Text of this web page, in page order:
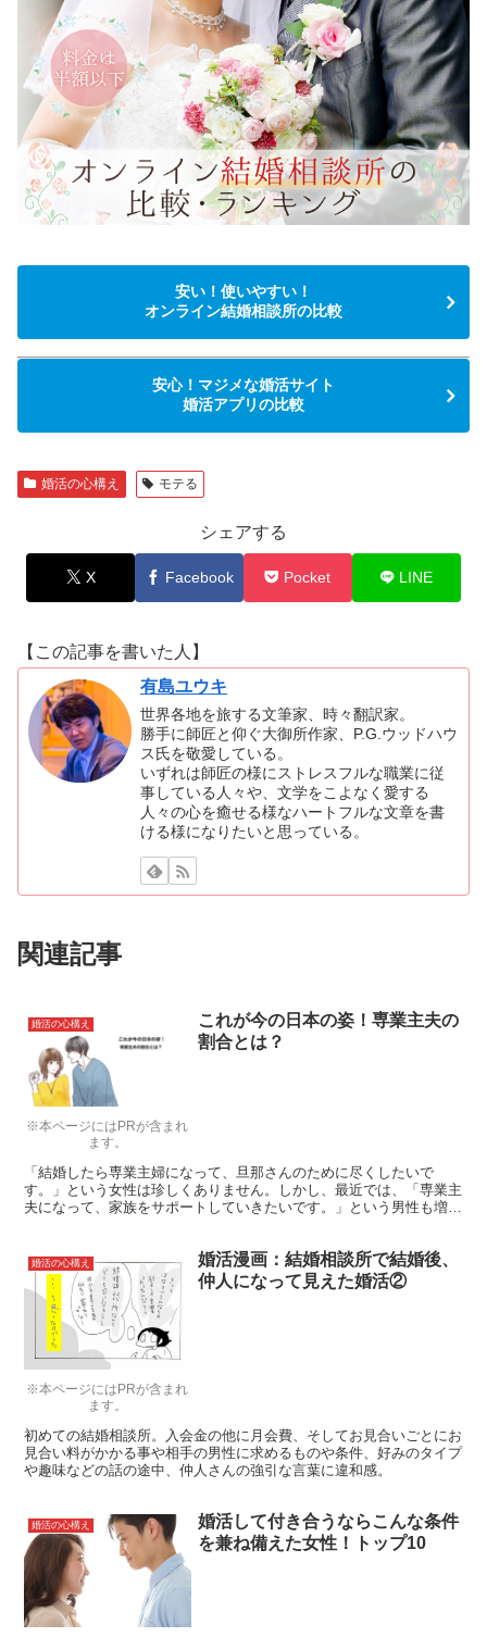
安い！使いやすい！
オンライン結婚相談所の比較
安心！マジメな婚活サイト
婚活アプリの比較
婚活の心構え モテる
シェアする
X Facebook Pocket LINE
【この記事を書いた人】
有島ユウキ
世界各地を旅する文筆家、時々翻訳家。
勝手に師匠と仰ぐ大御所作家、P.G.ウッドハウ
ス氏を敬愛している。
いずれは師匠の様にストレスフルな職業に従
事している人々や、文学をこよなく愛する
人々の心を癒せる様なハートフルな文章を書
ける様になりたいと思っている。
関連記事
※本ページにはPRが含まれ
ます。
婚活の心構え
これが今の日本の姿！専業主夫の
割合とは？
「結婚したら専業主婦になって、旦那さんのために尽くしたいで
す。」という女性は珍しくありません。しかし、最近では、「専業主
夫になって、家族をサポートしていきたいです。」という男性も増え
※本ページにはPRが含まれ
ます。
婚活の心構え
婚活漫画：結婚相談所で結婚後、
仲人になって見えた婚活②
初めての結婚相談所。入会金の他に月会費、そしてお見合いごとにお
見合い料がかかる事や相手の男性に求めるものや条件、好みのタイプ
や趣味などの話の途中、仲人さんの強引な言葉に違和感。
婚活の心構え
婚活して付き合うならこんな条件
を兼ね備えた女性！トップ10